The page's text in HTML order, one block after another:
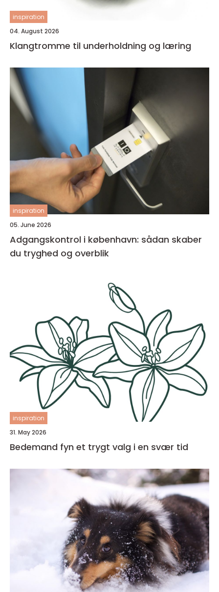
inspiration
04. August 2026
Klangtromme til underholdning og læring
inspiration
05. June 2026
Adgangskontrol i københavn: sådan skaber
du tryghed og overblik
inspiration
31. May 2026
Bedemand fyn et trygt valg i en svær tid